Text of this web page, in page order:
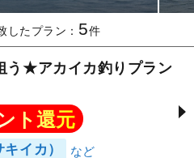
したプラン： 5件
う★アカイカ釣りプラン
ト還元
イカ）